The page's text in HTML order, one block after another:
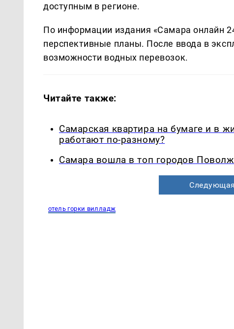
доступным в регионе.
По информации издания «Самара онлайн
перспективные планы. После ввода в
возможности водных перевозок.
Читайте также:
Самарская квартира на бумаге и в
работают по-разному?
Самара вошла в топ городов
отель горки вилладж